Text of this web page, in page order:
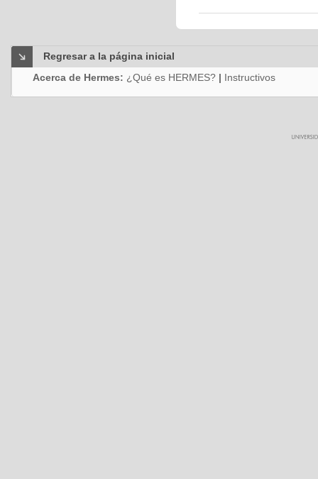
Regresar a la página inicial
Acerca de Hermes: ¿Qué es HERMES? | Instructivos